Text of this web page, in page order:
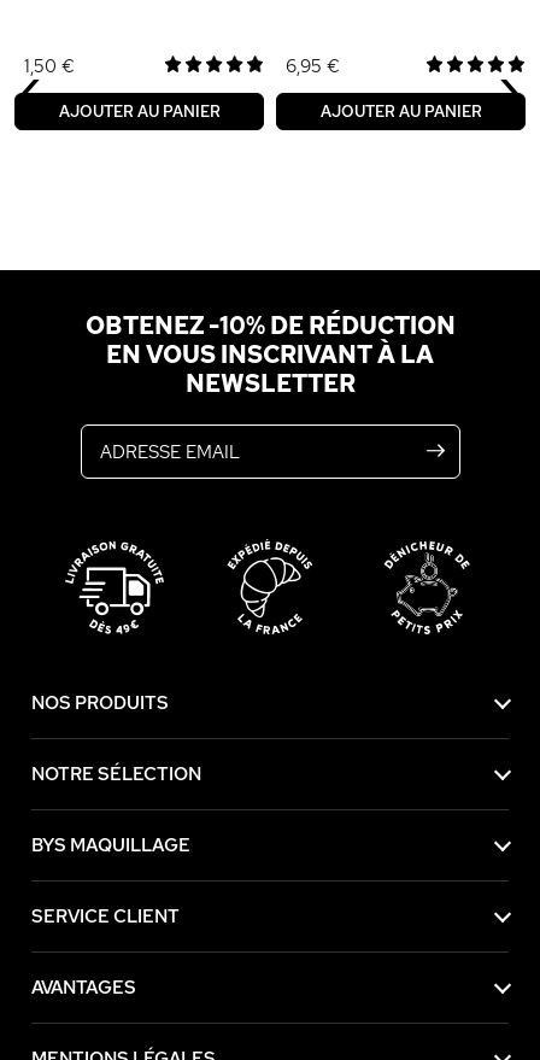
1,50 €
AJOUTER AU PANIER
6,95 €
AJOUTER AU PANIER
‹ ›
OBTENEZ -10% DE RÉDUCTION
EN VOUS INSCRIVANT À LA
NEWSLETTER
NOS PRODUITS
NOTRE SÉLECTION
BYS MAQUILLAGE
SERVICE CLIENT
AVANTAGES